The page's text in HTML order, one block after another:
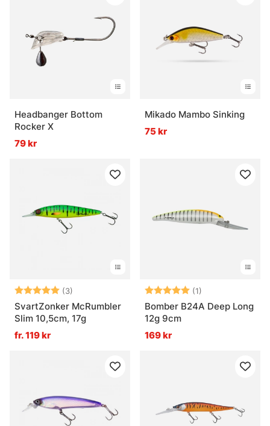
Headbanger Bottom
Rocker X
79 kr
Mikado Mambo Sinking
75 kr
Betyg: (3)
5.0 utav 5 stjärnor
SvartZonker McRumbler
Slim 10,5cm, 17g
fr. 119 kr
Betyg: (1)
Bomber B24A Deep Long
12g 9cm
169 kr